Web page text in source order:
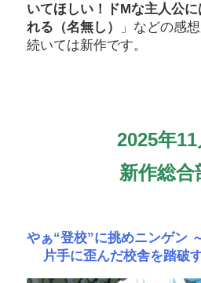
いてほしい！ドMな主人公
れる（名無し）
」などの感
続いては新作です。
2025年11
新作総合
やぁ“登校”に挑めニンゲン
片手に歪んだ校舎を踏破